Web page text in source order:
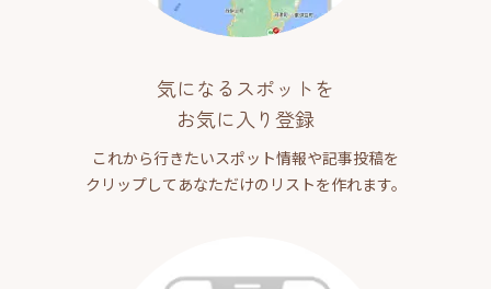
気になるスポットを
お気に入り登録
これから行きたいスポット情報や記事投稿を
クリップしてあなただけのリストを作れます。